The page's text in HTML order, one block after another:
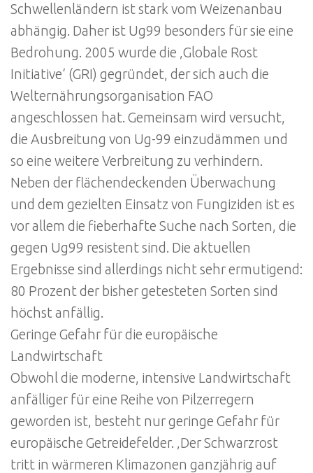
Schwellenländern ist stark vom Weizenanbau
abhängig. Daher ist Ug99 besonders für sie eine
Bedrohung. 2005 wurde die ‚Globale Rost
Initiative‘ (GRI) gegründet, der sich auch die
Welternährungsorganisation FAO
angeschlossen hat. Gemeinsam wird versucht,
die Ausbreitung von Ug-99 einzudämmen und
so eine weitere Verbreitung zu verhindern.
Neben der flächendeckenden Überwachung
und dem gezielten Einsatz von Fungiziden ist es
vor allem die fieberhafte Suche nach Sorten, die
gegen Ug99 resistent sind. Die aktuellen
Ergebnisse sind allerdings nicht sehr ermutigend:
80 Prozent der bisher getesteten Sorten sind
höchst anfällig.
Geringe Gefahr für die europäische
Landwirtschaft
Obwohl die moderne, intensive Landwirtschaft
anfälliger für eine Reihe von Pilzerregern
geworden ist, besteht nur geringe Gefahr für
europäische Getreidefelder. ‚Der Schwarzrost
tritt in wärmeren Klimazonen ganzjährig auf